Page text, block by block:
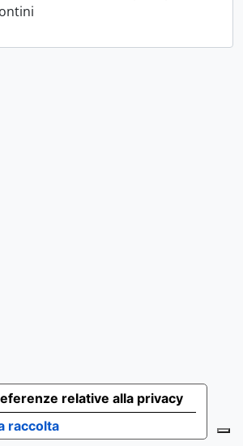
raccolta
relative alla privacy